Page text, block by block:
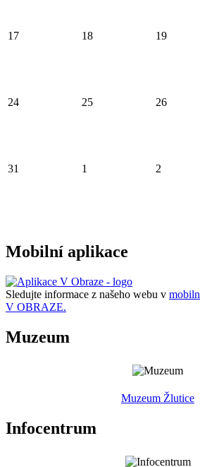
17 18 19
24 25 26
31 1 2
Mobilní aplikace
Sledujte informace z našeho webu v
V OBRAZE.
Muzeum
Muzeum Žlutice
Infocentrum